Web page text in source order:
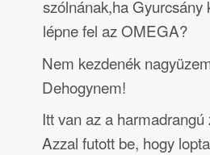
szólnának,ha Gyurcsány
lépne fel az OMEGA?
Nem kezdenék
Dehogynem!
Itt van az a
Azzal futott be, hogy